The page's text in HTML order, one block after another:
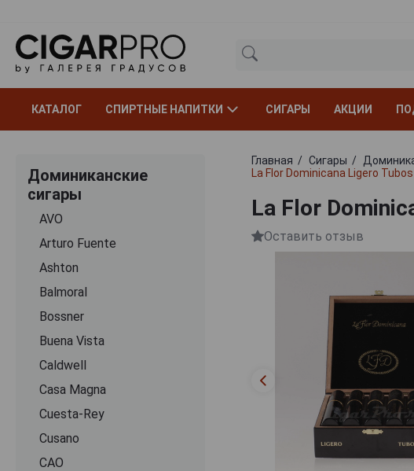
КАТАЛОГ СПИРТНЫЕ НАПИТКИ СИГАРЫ АКЦИИ
Доминиканские
сигары
AVO
Arturo Fuente
Ashton
Balmoral
Bossner
Buena Vista
Caldwell
Casa Magna
Cuesta-Rey
Cusano
CАО
Главная Сигары
La Flor Dominicana Ligero
La Flor
Оставить отзыв